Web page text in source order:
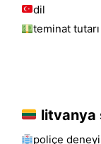
dil
teminat tutarı
litvanya
poliçe